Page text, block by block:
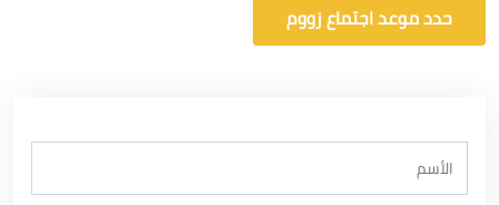
حدد موعد اجتماع زووم